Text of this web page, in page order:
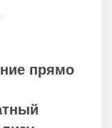
прямо